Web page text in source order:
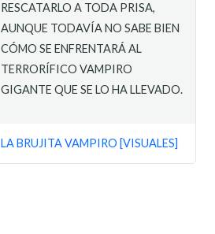
RESCATARLO A TODA PRISA,
AUNQUE TODAVÍA NO SABE BIEN
CÓMO SE ENFRENTARÁ AL
TERRORÍFICO VAMPIRO
GIGANTE QUE SE LO HA LLEVADO.
LA BRUJITA VAMPIRO [VISUALES]